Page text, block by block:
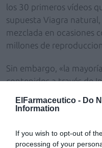
ElFarmaceutico - Do
Information
If you wish to opt-out of
processing of your
los 30 primeros vídeos
supuesta Viagra
mezclada en ocasiones
millones de
Sin embargo, «la
contenidos a través de
son más efímeras y
Mateos, coordinador de
porque tienen gran
muy joven, que sigue